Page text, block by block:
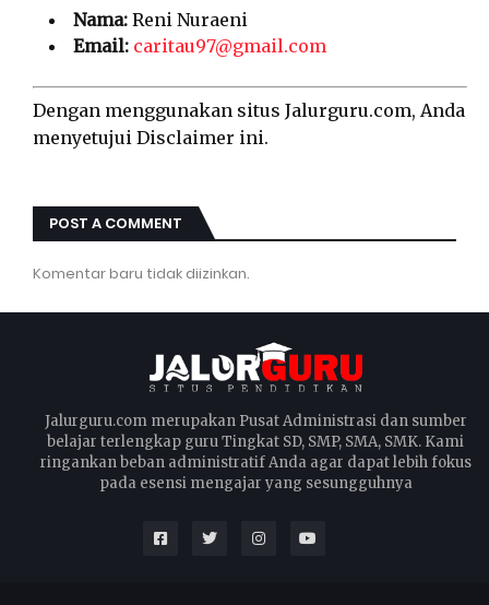
Nama: Reni Nuraeni
Email: caritau97@gmail.com
Dengan menggunakan situs Jalurguru.com, Anda
menyetujui Disclaimer ini.
POST A COMMENT
Komentar baru tidak diizinkan.
Jalurguru.com merupakan Pusat Administrasi dan sumber
belajar terlengkap guru Tingkat SD, SMP, SMA, SMK. Kami
ringankan beban administratif Anda agar dapat lebih fokus
pada esensi mengajar yang sesungguhnya